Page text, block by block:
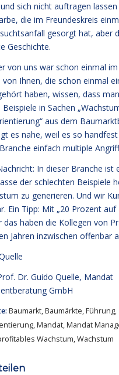
sich nicht auftragen
die im Freundeskreis
gesorgt hat, aber
Geschichte.
von uns war schon einmal
von Ihnen, die schon einmal
haben, wissen, dass
in Sachen
aus dem
es nahe, weil es so
einfach multiple
In dieser Branche ist
der schlechten Beispiele
zu generieren. Und wir
Ein Tipp: Mit „20 Prozent auf
das haben die Kollegen von
Jahren inzwischen offenbar
Dr. Guido Quelle, Mandat
GmbH
Baumarkt,Baumärkte,Führung,
,Mandat,Mandat
Wachstum,Wachstum